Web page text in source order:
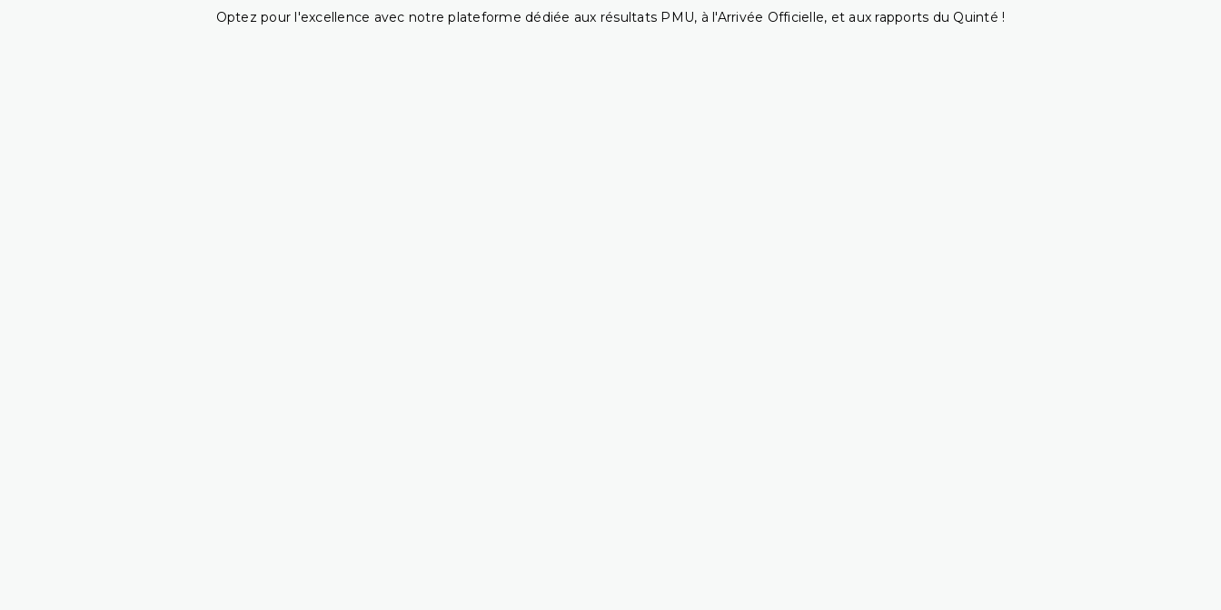
Optez pour l'excellence avec notre plateforme dédiée aux résultats PMU, à l'Arrivée Officielle, et aux rapports du Quinté !